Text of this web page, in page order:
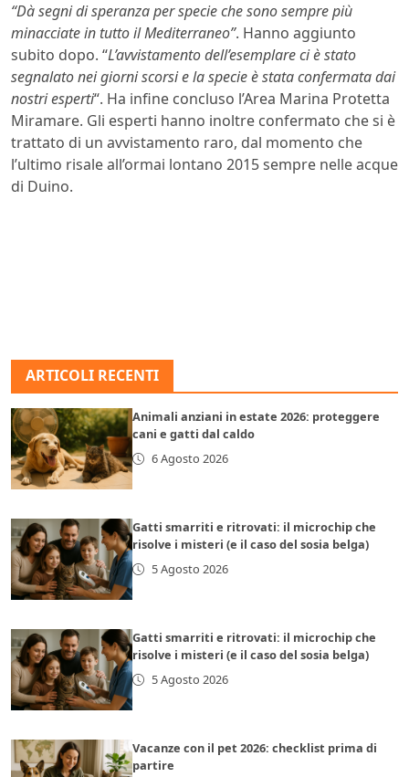
“Dà segni di speranza per specie che sono sempre più
minacciate in tutto il Mediterraneo”. Hanno aggiunto
subito dopo. “L’avvistamento dell’esemplare ci è stato
segnalato nei giorni scorsi e la specie è stata confermata dai
nostri esperti“. Ha infine concluso l’Area Marina Protetta
Miramare. Gli esperti hanno inoltre confermato che si è
trattato di un avvistamento raro, dal momento che
l’ultimo risale all’ormai lontano 2015 sempre nelle acque
di Duino.
ARTICOLI RECENTI
Animali anziani in estate 2026: proteggere
cani e gatti dal caldo
6 Agosto 2026
Gatti smarriti e ritrovati: il microchip che
risolve i misteri (e il caso del sosia belga)
5 Agosto 2026
Gatti smarriti e ritrovati: il microchip che
risolve i misteri (e il caso del sosia belga)
5 Agosto 2026
Vacanze con il pet 2026: checklist prima di
partire